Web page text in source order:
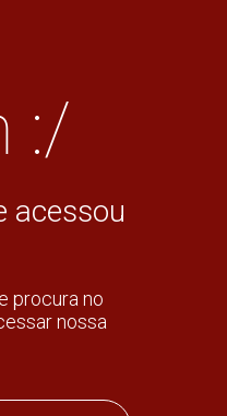
:/
acessou
procura no
nossa